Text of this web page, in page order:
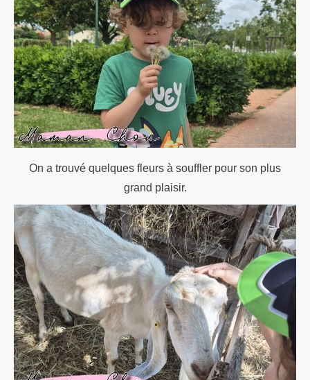
On a trouvé quelques fleurs à souffler pour son plus
grand plaisir.